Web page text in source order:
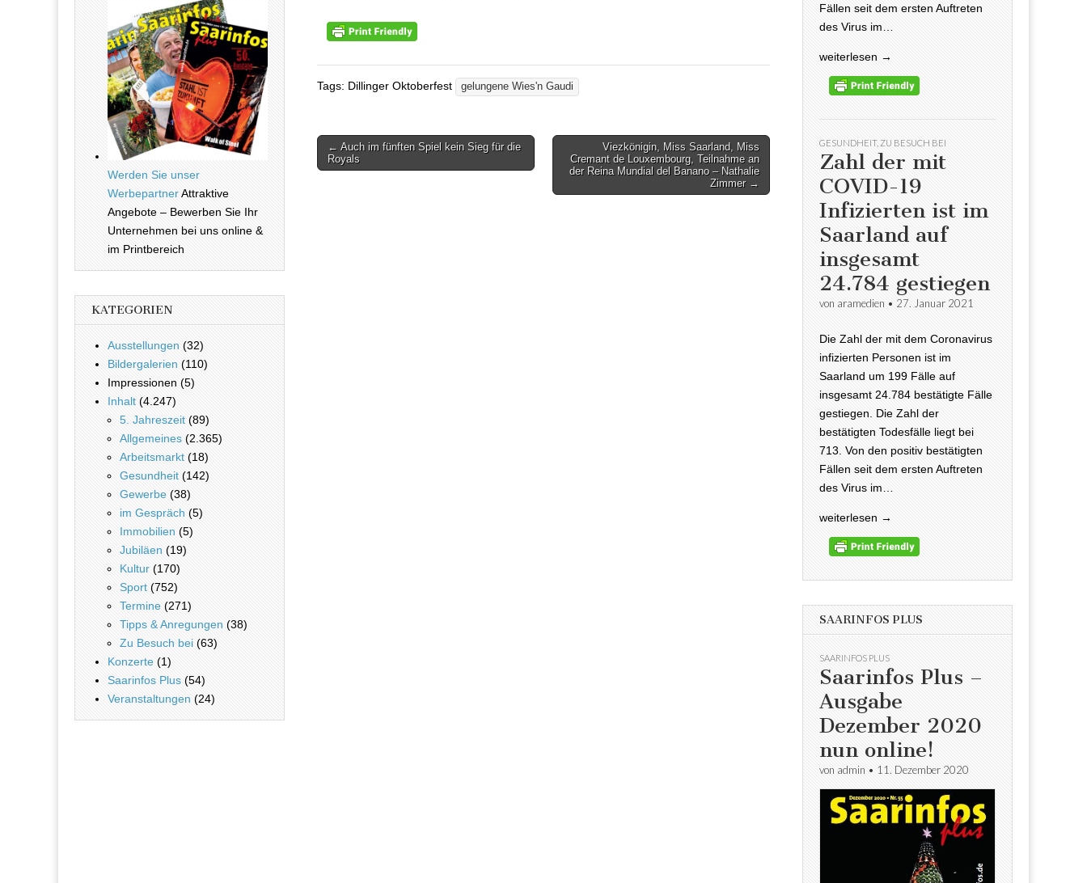
Tags: Dillinger Oktoberfest gelungene Wies'n Gaudi
Beitragsnavigation
← Auch im fünften Spiel kein Sieg für die
Royals
Viezkönigin, Miss Saarland, Miss
Cremant de Louxembourg, Teilnahme an
der Reina Mundial del Banano – Nathalie
Zimmer →
Werden Sie unser
WerbepartnerAttraktive
Angebote – Bewerben Sie Ihr
Unternehmen bei uns online &
im Printbereich
KATEGORIEN
Ausstellungen (32)
Bildergalerien (110)
Impressionen (5)
Inhalt (4.247)
5. Jahreszeit (89)
Allgemeines (2.365)
Arbeitsmarkt (18)
Gesundheit (142)
Gewerbe (38)
im Gespräch (5)
Immobilien (5)
Jubiläen (19)
Kultur (170)
Sport (752)
Termine (271)
Tipps & Anregungen (38)
Zu Besuch bei (63)
Konzerte (1)
Saarinfos Plus (54)
Veranstaltungen (24)
Fällen seit dem ersten Auftreten
des Virus im…
weiterlesen →
GESUNDHEIT, ZU BESUCH BEI
Zahl der mit
COVID-19
Infizierten ist im
Saarland auf
insgesamt
24.784 gestiegen
von aramedien • 27. Januar 2021
Die Zahl der mit dem Coronavirus
infizierten Personen ist im
Saarland um 199 Fälle auf
insgesamt 24.784 bestätigte Fälle
gestiegen. Die Zahl der
bestätigten Todesfälle liegt bei
713. Von den positiv bestätigten
Fällen seit dem ersten Auftreten
des Virus im…
weiterlesen →
SAARINFOS PLUS
SAARINFOS PLUS
Saarinfos Plus –
Ausgabe
Dezember 2020
nun online!
von admin • 11. Dezember 2020